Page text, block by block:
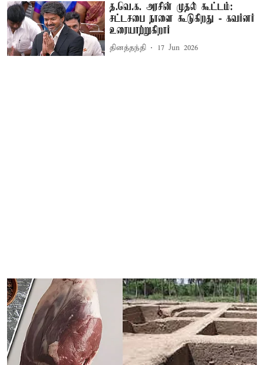
த.வெ.க. அரசின் முதல் கூட்டம்:
சட்டசபை நாளை கூடுகிறது - கவர்னர்
உரையாற்றுகிறார்
தினத்தந்தி 17 Jun 2026